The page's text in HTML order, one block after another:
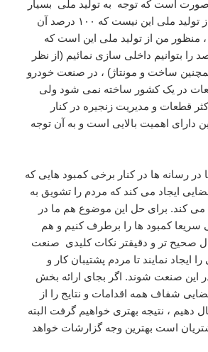
است که توجه به تولید ملی بسیار
مهم است ، منظور از تولید ملی این نیست که ۱۰۰ درصد آن
منظور من از تولید ملی این است که
از ۵۰ تا ۷۰ درصد را بتوانیم داخلی سازی نمائیم (از نظر
همچنین ساخت و مونتاژ) ، در صنعت خودرو
در یک کشور ساخته نمی شود ولی
قطعات و مدیریت زنجیره در کنار
دارای اهمیت بالایی است و به آن توجه
در رسانه ها در کنار برخی کمبود هایی که
ایجاد می کند که مردم را تشویق به
می کند. برای حل این موضوع هم ما در
سریعا کمبود ها را برطرف کنیم و هم
صحیح تر و دقیقتر نکات کلیدی صنعت
ایجاد نمایند تا مردم پشتیبان کار و
این صنعت شوند. اگر بجای ارائه بخش
شفاف همه اقدامات و نتایج را از
دهیم ، نتیجه بهتری خواهیم گرفت البته
است بهترین وجه گزارشات خواهد